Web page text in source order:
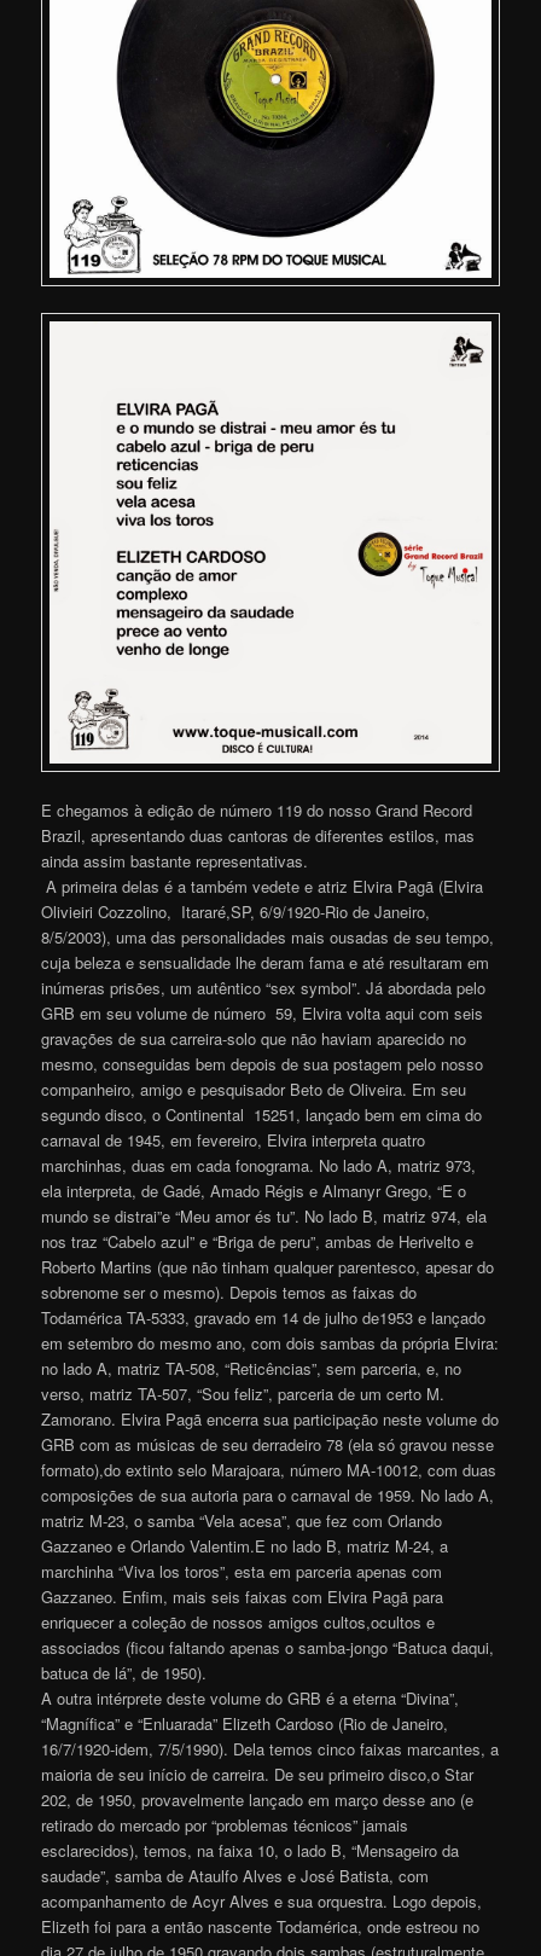
E chegamos à edição de número 119 do nosso Grand Record
Brazil, apresentando duas cantoras de diferentes estilos, mas
ainda assim bastante representativas.
A primeira delas é a também vedete e atriz Elvira Pagã (Elvira
Olivieiri Cozzolino, Itararé,SP, 6/9/1920-Rio de Janeiro,
8/5/2003), uma das personalidades mais ousadas de seu tempo,
cuja beleza e sensualidade lhe deram fama e até resultaram em
inúmeras prisões, um autêntico “sex symbol”. Já abordada pelo
GRB em seu volume de número 59, Elvira volta aqui com seis
gravações de sua carreira-solo que não haviam aparecido no
mesmo, conseguidas bem depois de sua postagem pelo nosso
companheiro, amigo e pesquisador Beto de Oliveira. Em seu
segundo disco, o Continental 15251, lançado bem em cima do
carnaval de 1945, em fevereiro, Elvira interpreta quatro
marchinhas, duas em cada fonograma. No lado A, matriz 973,
ela interpreta, de Gadé, Amado Régis e Almanyr Grego, “E o
mundo se distrai”e “Meu amor és tu”. No lado B, matriz 974, ela
nos traz “Cabelo azul” e “Briga de peru”, ambas de Herivelto e
Roberto Martins (que não tinham qualquer parentesco, apesar do
sobrenome ser o mesmo). Depois temos as faixas do
Todamérica TA-5333, gravado em 14 de julho de1953 e lançado
em setembro do mesmo ano, com dois sambas da própria Elvira:
no lado A, matriz TA-508, “Reticências”, sem parceria, e, no
verso, matriz TA-507, “Sou feliz”, parceria de um certo M.
Zamorano. Elvira Pagã encerra sua participação neste volume do
GRB com as músicas de seu derradeiro 78 (ela só gravou nesse
formato),do extinto selo Marajoara, número MA-10012, com duas
composições de sua autoria para o carnaval de 1959. No lado A,
matriz M-23, o samba “Vela acesa”, que fez com Orlando
Gazzaneo e Orlando Valentim.E no lado B, matriz M-24, a
marchinha “Viva los toros”, esta em parceria apenas com
Gazzaneo. Enfim, mais seis faixas com Elvira Pagã para
enriquecer a coleção de nossos amigos cultos,ocultos e
associados (ficou faltando apenas o samba-jongo “Batuca daqui,
batuca de lá”, de 1950).
A outra intérprete deste volume do GRB é a eterna “Divina”,
“Magnífica” e “Enluarada” Elizeth Cardoso (Rio de Janeiro,
16/7/1920-idem, 7/5/1990). Dela temos cinco faixas marcantes, a
maioria de seu início de carreira. De seu primeiro disco,o Star
202, de 1950, provavelmente lançado em março desse ano (e
retirado do mercado por “problemas técnicos” jamais
esclarecidos), temos, na faixa 10, o lado B, “Mensageiro da
saudade”, samba de Ataulfo Alves e José Batista, com
acompanhamento de Acyr Alves e sua orquestra. Logo depois,
Elizeth foi para a então nascente Todamérica, onde estreou no
dia 27 de julho de 1950 gravando dois sambas (estruturalmente